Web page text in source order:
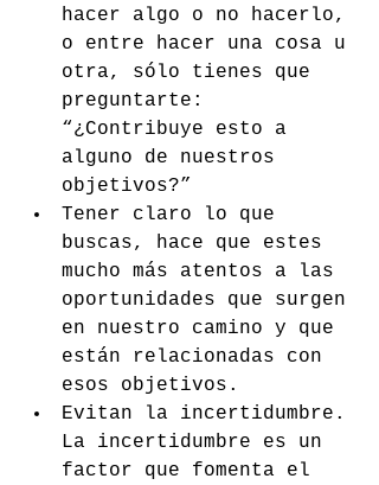
hacer algo o no hacerlo,
o entre hacer una cosa u
otra, sólo tienes que
preguntarte:
“¿Contribuye esto a
alguno de nuestros
objetivos?”
Tener claro lo que
buscas, hace que estes
mucho más atentos a las
oportunidades que surgen
en nuestro camino y que
están relacionadas con
esos objetivos.
Evitan la incertidumbre.
La incertidumbre es un
factor que fomenta el